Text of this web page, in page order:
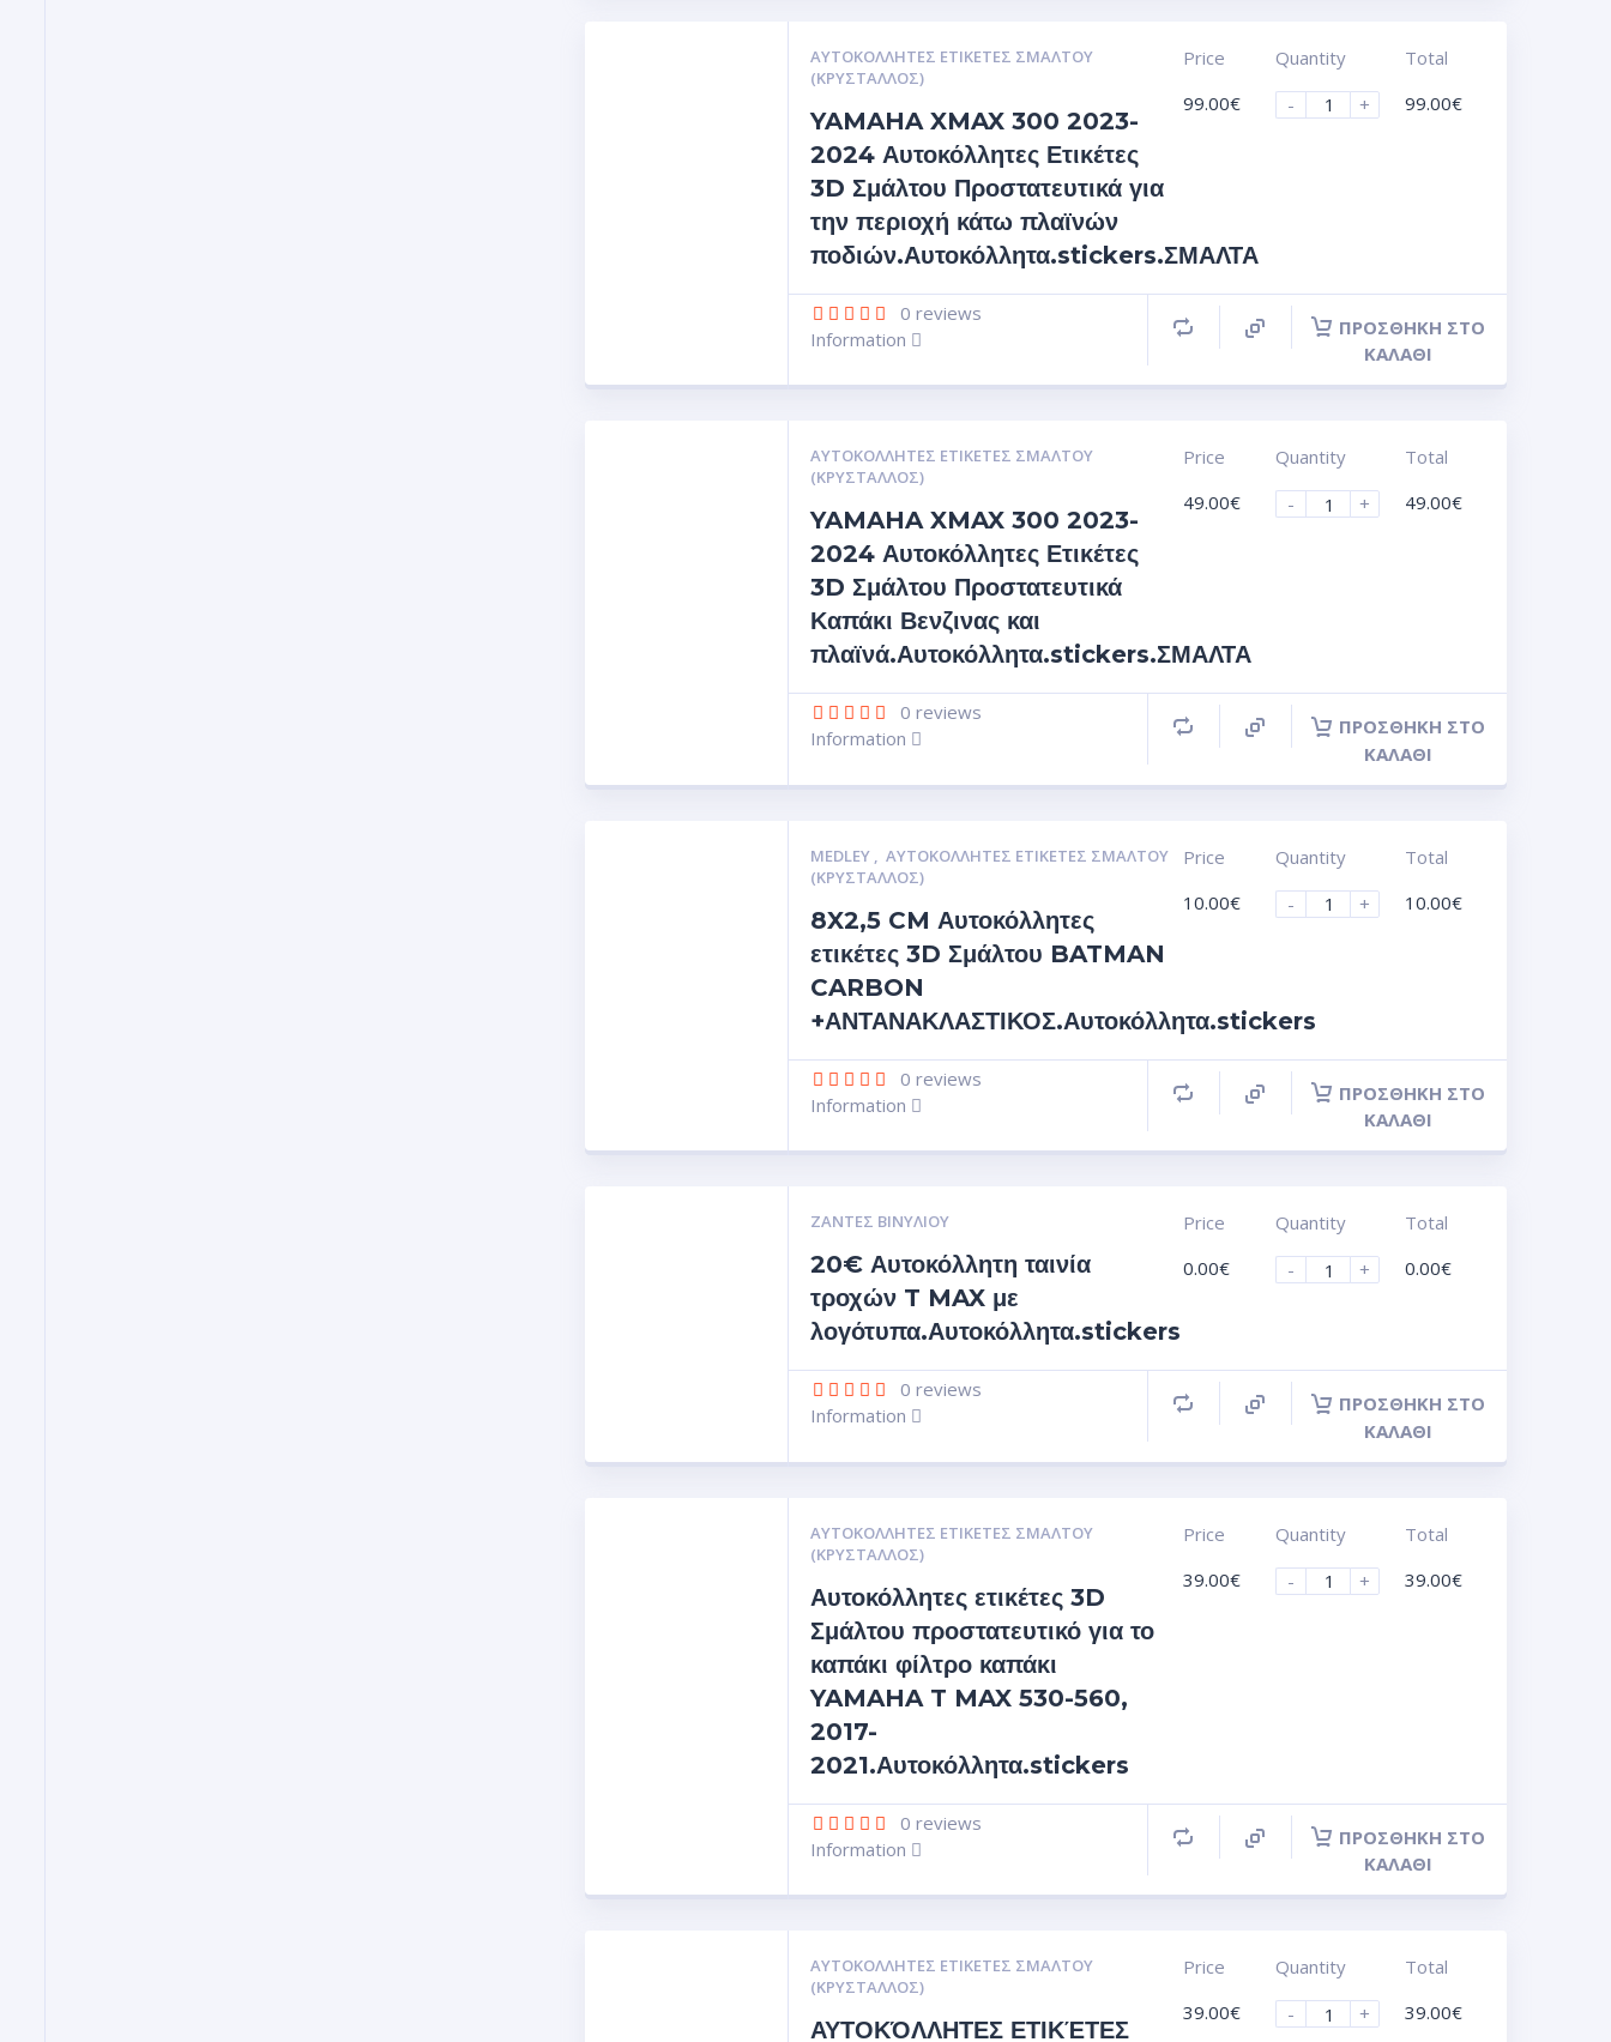
ΑΥΤΟΚΌΛΛΗΤΕΣ ΕΤΙΚΈΤΕΣ ΣΜΆΛΤΟΥ
(ΚΡΥΣΤΑΛΛΟΣ)
YAMAHA XMAX 300 2023-
2024 Αυτοκόλλητες Ετικέτες
3D Σμάλτου Προστατευτικά για
την περιοχή κάτω πλαϊνών
ποδιών.Αυτοκόλλητα.stickers.ΣΜΑΛΤΑ
Price
99.00€
Quantity
-
+
Total
99.00€
0 reviews
Information
ΠΡΟΣΘΉΚΗ ΣΤΟ
ΚΑΛΆΘΙ
ΑΥΤΟΚΌΛΛΗΤΕΣ ΕΤΙΚΈΤΕΣ ΣΜΆΛΤΟΥ
(ΚΡΥΣΤΑΛΛΟΣ)
YAMAHA XMAX 300 2023-
2024 Αυτοκόλλητες Ετικέτες
3D Σμάλτου Προστατευτικά
Καπάκι Βενζινας και
πλαϊνά.Αυτοκόλλητα.stickers.ΣΜΑΛΤΑ
Price
49.00€
Quantity
-
+
Total
49.00€
0 reviews
Information
ΠΡΟΣΘΉΚΗ ΣΤΟ
ΚΑΛΆΘΙ
MEDLEY ,ΑΥΤΟΚΌΛΛΗΤΕΣ ΕΤΙΚΈΤΕΣ ΣΜΆΛΤΟΥ
(ΚΡΥΣΤΑΛΛΟΣ)
8X2,5 CM Αυτοκόλλητες
ετικέτες 3D Σμάλτου BATMAN
CARBON
+ΑΝΤΑΝΑΚΛΑΣΤΙΚΟΣ.Αυτοκόλλητα.stickers
Price
10.00€
Quantity
-
+
Total
10.00€
0 reviews
Information
ΠΡΟΣΘΉΚΗ ΣΤΟ
ΚΑΛΆΘΙ
ΖΆΝΤΕΣ ΒΙΝΥΛΊΟΥ
20€ Αυτοκόλλητη ταινία
τροχών T MAX με
λογότυπα.Αυτοκόλλητα.stickers
Price
0.00€
Quantity
-
+
Total
0.00€
0 reviews
Information
ΠΡΟΣΘΉΚΗ ΣΤΟ
ΚΑΛΆΘΙ
ΑΥΤΟΚΌΛΛΗΤΕΣ ΕΤΙΚΈΤΕΣ ΣΜΆΛΤΟΥ
(ΚΡΥΣΤΑΛΛΟΣ)
Αυτοκόλλητες ετικέτες 3D
Σμάλτου προστατευτικό για το
καπάκι φίλτρο καπάκι
YAMAHA T MAX 530-560,
2017-
2021.Αυτοκόλλητα.stickers
Price
39.00€
Quantity
-
+
Total
39.00€
0 reviews
Information
ΠΡΟΣΘΉΚΗ ΣΤΟ
ΚΑΛΆΘΙ
ΑΥΤΟΚΌΛΛΗΤΕΣ ΕΤΙΚΈΤΕΣ ΣΜΆΛΤΟΥ
(ΚΡΥΣΤΑΛΛΟΣ)
ΑΥΤΟΚΌΛΛΗΤΕΣ ΕΤΙΚΈΤΕΣ
Price
39.00€
Quantity
-
+
Total
39.00€